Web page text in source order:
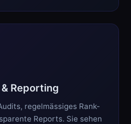
Reporting
regelmässiges Rank-
Reports. Sie sehen